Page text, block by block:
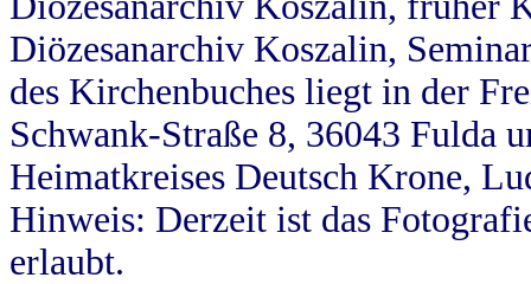
Diözesanarchiv Koszalin,
des Kirchenbuches liegt in der
Schwank-Straße 8, 36043 Fulda
Heimatkreises Deutsch Krone,
Hinweis: Derzeit ist das
erlaubt.